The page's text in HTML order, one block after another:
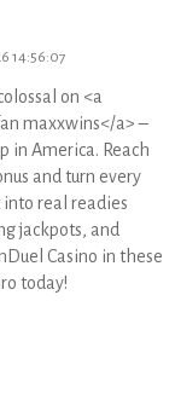
14:56:07
on <a
maxxwins</a> –
in America. Reach
and turn every
real readies
jackpots, and
Casino in these
today!